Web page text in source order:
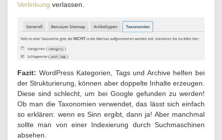
Verlinkung verlassen.
Fazit: WordPress Kategorien, Tags und Archive helfen bei
der Strukturierung, können aber doppelte Inhalte erzeugen.
Diese sind schlecht, um bei Google gefunden zu werden!
Ob man die Taxonomien verwendet, das lässt sich einfach
so erklären: wenn es Sinn ergibt, dann ja! Aber manchmal
sollte man von einer Indexierung durch Suchmaschinen
absehen.